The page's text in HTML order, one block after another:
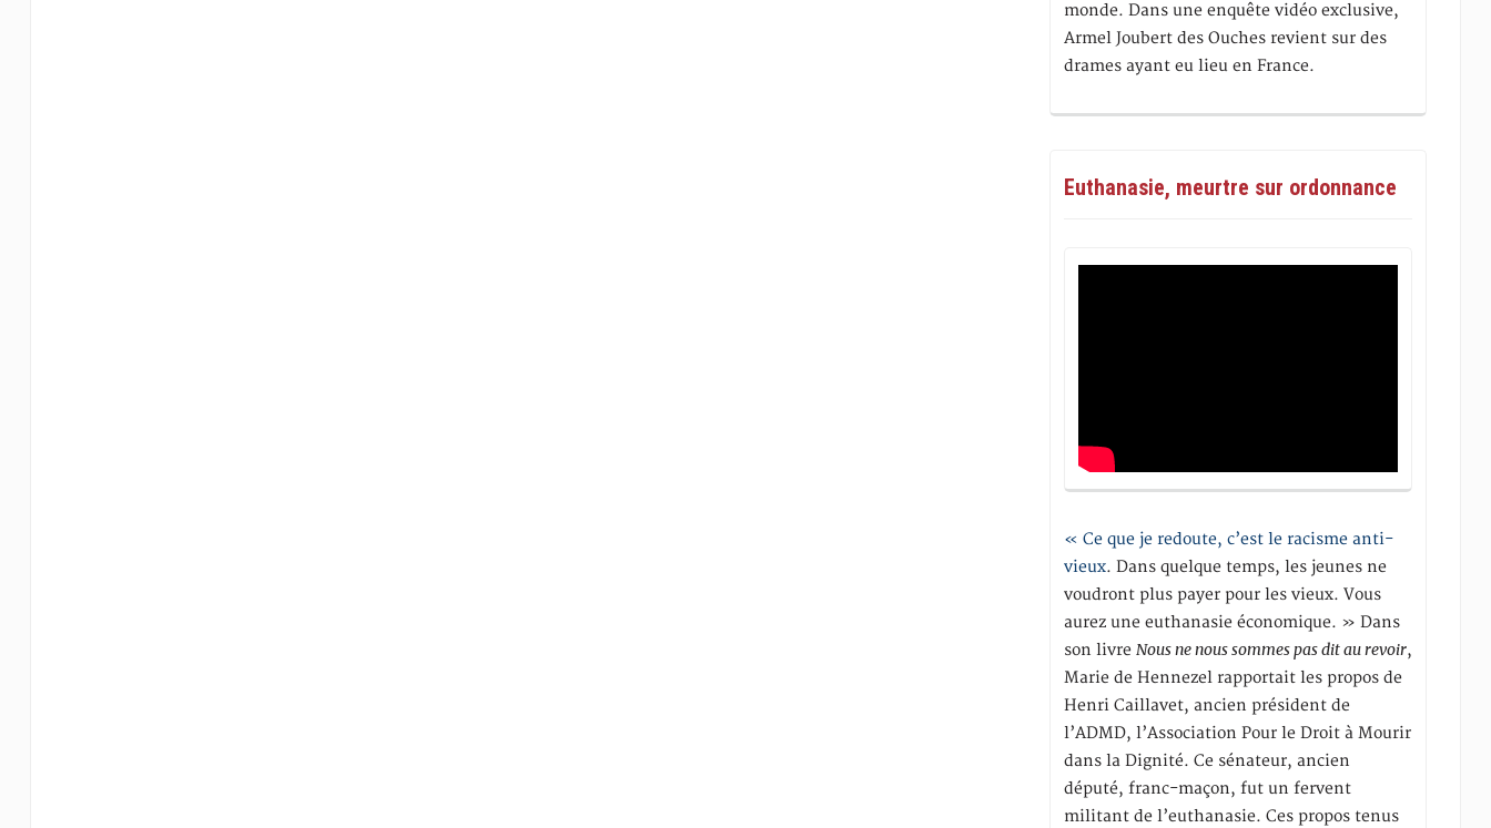
monde. Dans une enquête vidéo exclusive,
Armel Joubert des Ouches revient sur des
drames ayant eu lieu en France.
Euthanasie, meurtre sur ordonnance
« Ce que je redoute, c’est le racisme anti-
vieux. Dans quelque temps, les jeunes ne
voudront plus payer pour les vieux. Vous
aurez une euthanasie économique. » Dans
son livreNous ne nous sommes pas dit au revoir,
Marie de Hennezel rapportait les propos de
Henri Caillavet, ancien président de
l’ADMD, l’Association Pour le Droit à Mourir
dans la Dignité. Ce sénateur, ancien
député, franc-maçon, fut un fervent
militant de l’euthanasie. Ces propos tenus